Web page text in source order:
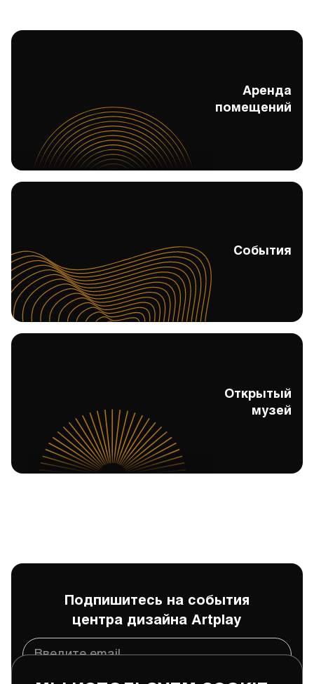
Аренда
помещений
События События
Открытый
музей
Подпишитесь на события
центра дизайна Artplay